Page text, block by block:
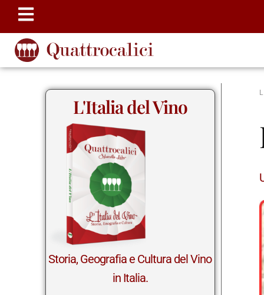
L'Italia del Vino
Storia, Geografia e Cultura del Vino
in Italia.